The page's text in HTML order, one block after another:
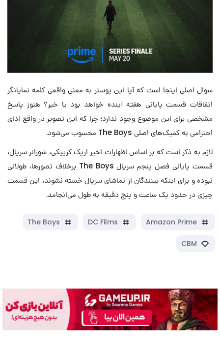
سوال اصلی اینجا است که آیا این پوستر به معنی واقعی کلمه نمایانگر
اتفاقات قسمت پایانی هفته آینده خواهد بود یا خیر؟ هنوز پاسخ
مشخصی برای این موضوع وجود ندارد؛ چرا که این تصویر در واقع ادای
احترامی به کمیک‌های اصلی The Boys محسوب می‌شود.
لازم به ذکر است که بر اساس اظهارات اخیر اریک کریپکی، شورانر سریال،
قسمت پایانی فصل پنجم سریال The Boys برخلاف تصورها، طولانی
نبوده و برای اینکه بینندگان از تماشای سریال خسته نشوند، این قسمت
چیزی در حدود یک ساعت و پنج دقیقه به طول می‌انجامد.
Amazon Prime
DC Films
The Boys
CBM